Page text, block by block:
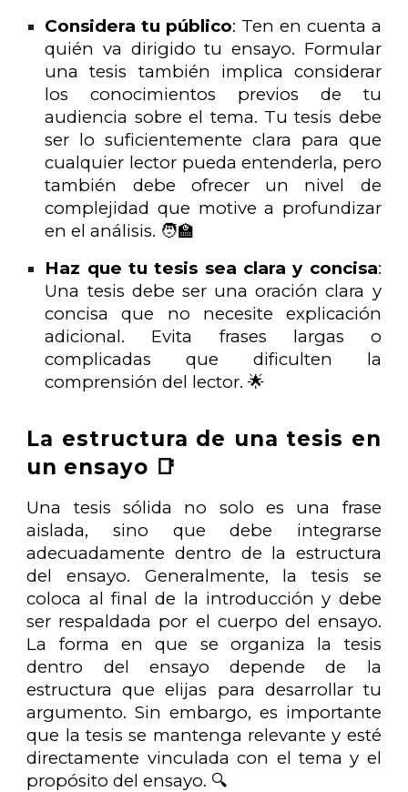
Considera tu público: Ten en cuenta a
quién va dirigido tu ensayo. Formular
una tesis también implica considerar
los conocimientos previos de tu
audiencia sobre el tema. Tu tesis debe
ser lo suficientemente clara para que
cualquier lector pueda entenderla, pero
también debe ofrecer un nivel de
complejidad que motive a profundizar
en el análisis. 🧑‍🏫
Haz que tu tesis sea clara y concisa:
Una tesis debe ser una oración clara y
concisa que no necesite explicación
adicional. Evita frases largas o
complicadas que dificulten la
comprensión del lector. 🌟
La estructura de una tesis en
un ensayo 📑
Una tesis sólida no solo es una frase
aislada, sino que debe integrarse
adecuadamente dentro de la estructura
del ensayo. Generalmente, la tesis se
coloca al final de la introducción y debe
ser respaldada por el cuerpo del ensayo.
La forma en que se organiza la tesis
dentro del ensayo depende de la
estructura que elijas para desarrollar tu
argumento. Sin embargo, es importante
que la tesis se mantenga relevante y esté
directamente vinculada con el tema y el
propósito del ensayo. 🔍